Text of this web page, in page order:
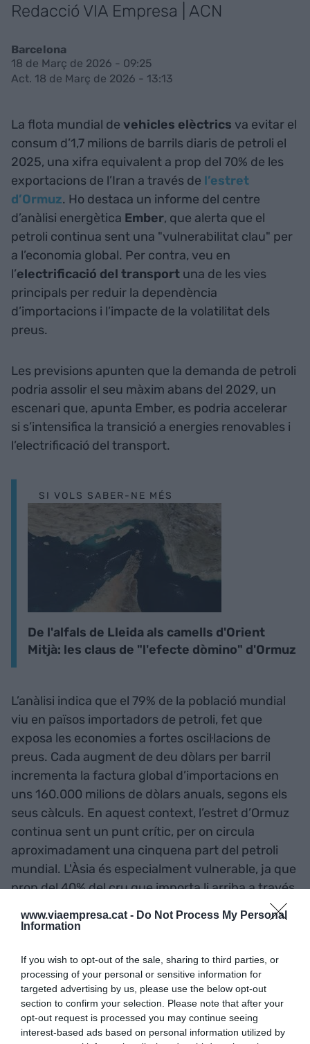
www.viaempresa.cat - Do Not Process My Personal
Information
If you wish to opt-out of the sale, sharing to third parties, or
processing of your personal or sensitive information for
targeted advertising by us, please use the below opt-out
section to confirm your selection. Please note that after your
opt-out request is processed you may continue seeing
interest-based ads based on personal information utilized by
Redacció VIA Empresa | ACN
Barcelona
18 de Març de 2026 - 09:25
Act. 18 de Març de 2026 - 13:13
La flota mundial de vehicles elèctrics va evitar el
consum d’1,7 milions de barrils diaris de petroli el
2025, una xifra equivalent a prop del 70% de les
exportacions de l’Iran a través de l’estret
d’Ormuz. Ho destaca un informe del centre
d’anàlisi energètica Ember, que alerta que el
petroli continua sent una "vulnerabilitat clau" per
a l’economia global. Per contra, veu en
l’electrificació del transport una de les vies
principals per reduir la dependència
d’importacions i l’impacte de la volatilitat dels
preus.
Les previsions apunten que la demanda de petroli
podria assolir el seu màxim abans del 2029, un
escenari que, apunta Ember, es podria accelerar
si s’intensifica la transició a energies renovables i
l’electrificació del transport.
SI VOLS SABER-NE MÉS
De l'alfals de Lleida als camells d'Orient
Mitjà: les claus de "l'efecte dòmino" d'Ormuz
L’anàlisi indica que el 79% de la població mundial
viu en països importadors de petroli, fet que
exposa les economies a fortes oscil·lacions de
preus. Cada augment de deu dòlars per barril
incrementa la factura global d’importacions en
uns 160.000 milions de dòlars anuals, segons els
seus càlculs. En aquest context, l’estret d’Ormuz
continua sent un punt crític, per on circula
aproximadament una cinquena part del petroli
mundial. L'Àsia és especialment vulnerable, ja que
prop del 40% del cru que importa li arriba a través
per vehicles elèctrics podria reduir un terç de les
importacions globals de combustibles fòssils i
generar estalvis d’uns 600.000 milions de dòlars
anuals. L’informe assegura que les tecnologies
d’electrificació ja poden cobrir més de tres